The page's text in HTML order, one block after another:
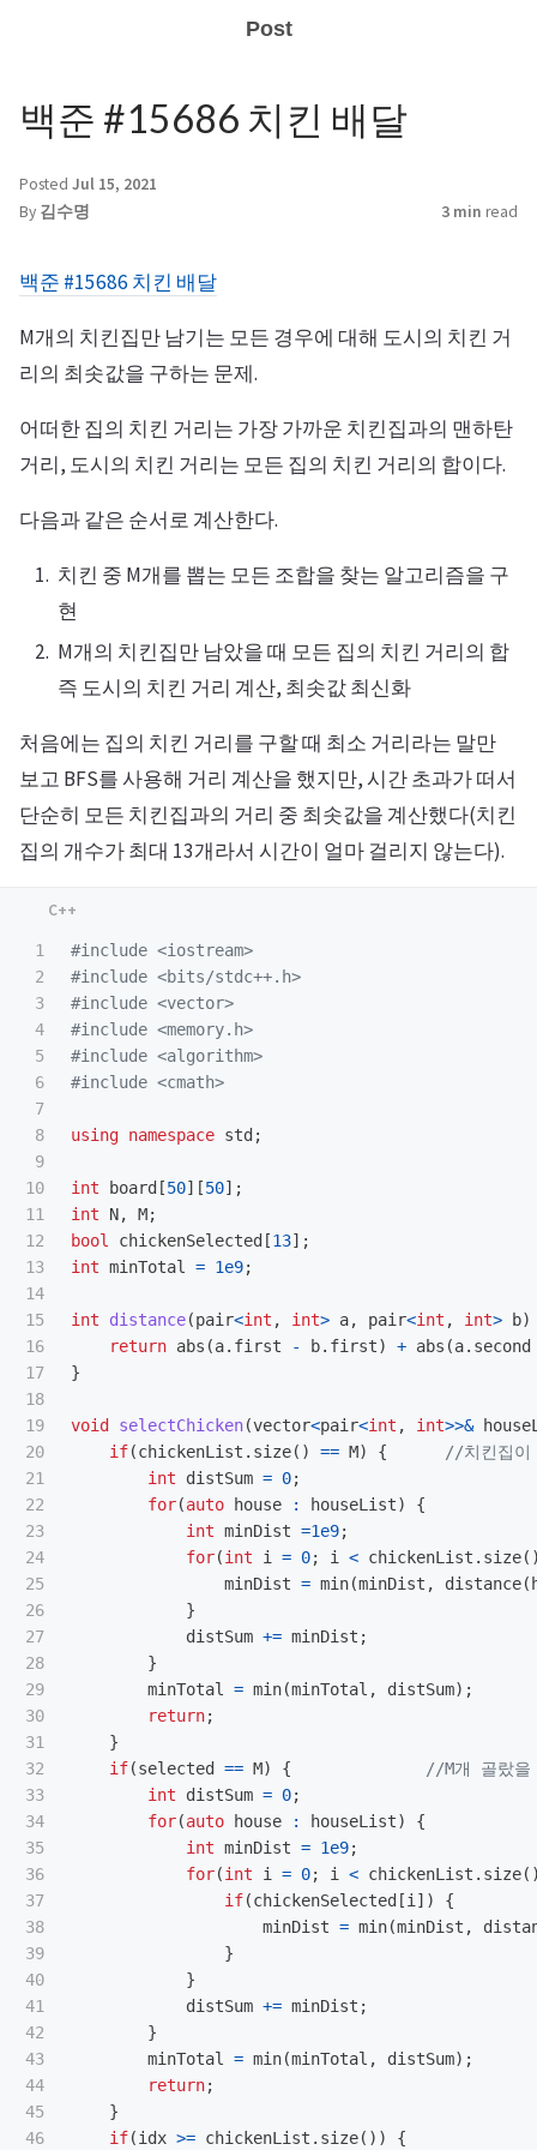
Post
백준 #15686 치킨 배달
Posted Jul 15, 2021
By 김수명 3 min read
백준 #15686 치킨 배달
M개의 치킨집만 남기는 모든 경우에 대해 도시의 치킨 거
리의 최솟값을 구하는 문제.
어떠한 집의 치킨 거리는 가장 가까운 치킨집과의 맨하탄
거리, 도시의 치킨 거리는 모든 집의 치킨 거리의 합이다.
다음과 같은 순서로 계산한다.
치킨 중 M개를 뽑는 모든 조합을 찾는 알고리즘을 구
현
M개의 치킨집만 남았을 때 모든 집의 치킨 거리의 합
즉 도시의 치킨 거리 계산, 최솟값 최신화
처음에는 집의 치킨 거리를 구할 때 최소 거리라는 말만
보고 BFS를 사용해 거리 계산을 했지만, 시간 초과가 떠서
단순히 모든 치킨집과의 거리 중 최솟값을 계산했다(치킨
집의 개수가 최대 13개라서 시간이 얼마 걸리지 않는다).
1
2
3
4
5
6
7
8
9
10
11
12
13
14
15
16
17
18
19
20
21
22
23
24
25
26
27
28
29
30
31
32
33
34
35
36
37
38
39
40
41
42
43
44
45
46
#include <iostream>
#include <bits/stdc++.h>
#include <vector>
#include <memory.h>
#include <algorithm>
#include <cmath>
using namespace std ;
int board [50][50];
int
N, M;
bool
chickenSelected [13];
int minTotal = 1e9;
int distance(pair<int , int> a, pair<int , int> b)
return abs (a. first - b. first) + abs (a. second
}
void selectChicken(vector<pair<int , int>>&
if(chickenList . size() == M) {
//치킨집이
int
distSum = 0;
for(auto house : houseList)
{
int minDist =1e9;
for(int i = 0; i < chickenList . size
minDist = min(minDist , distance(
}
distSum += minDist ;
}
minTotal
= min(minTotal , distSum);
return;
}
if(selected == M) {
//M개 골랐을
int
distSum = 0;
for(auto house : houseList)
{
int minDist = 1e9;
for(int i = 0; i < chickenList . size
if(chickenSelected [i ])
{
minDist = min(minDist ,
}
}
distSum += minDist ;
}
minTotal
= min(minTotal , distSum);
return;
}
if(idx >= chickenList . size()) {